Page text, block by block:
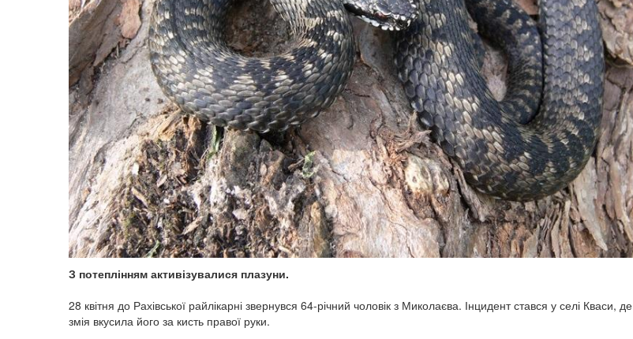
З потеплінням активізувалися плазуни.
28 квітня до Рахівської райлікарні звернувся 64-річний чоловік з Миколаєва. Інцидент стався у селі Кваси, де
змія вкусила його за кисть правої руки.